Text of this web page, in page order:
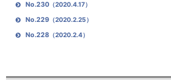
No.230（2020.4.17）
No.229（2020.2.25）
No.228（2020.2.4）